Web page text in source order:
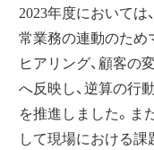
2023年度においては
常業務の連動のた
ヒアリング、顧客の
へ反映し、逆算の行
を推進しました。ま
して現場における